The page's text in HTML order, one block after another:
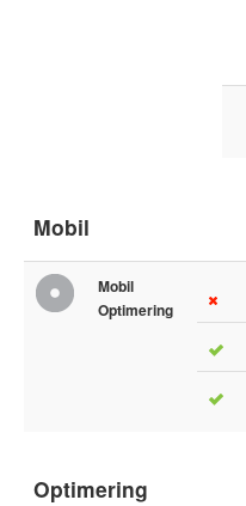
Mobil
Mobil
Optimering
Optimering